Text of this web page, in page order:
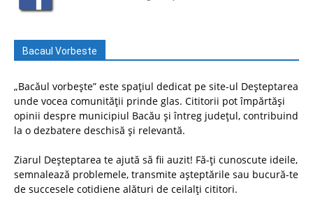
Bacaul Vorbeste
„Bacăul vorbește” este spațiul dedicat pe site-ul Deșteptarea
unde vocea comunității prinde glas. Cititorii pot împărtăși
opinii despre municipiul Bacău și întreg județul, contribuind
la o dezbatere deschisă și relevantă.
Ziarul Deșteptarea te ajută să fii auzit! Fă-ți cunoscute ideile,
semnalează problemele, transmite așteptările sau bucură-te
de succesele cotidiene alături de ceilalți cititori.